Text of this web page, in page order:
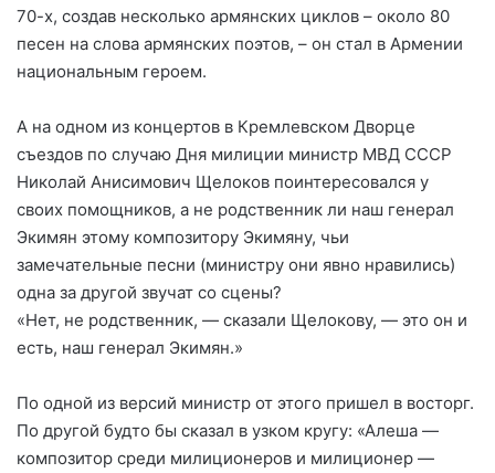
70-х, создав несколько армянских циклов – около 80
песен на слова армянских поэтов, – он стал в Армении
национальным героем.
А на одном из концертов в Кремлевском Дворце
съездов по случаю Дня милиции министр МВД СССР
Николай Анисимович Щелоков поинтересовался у
своих помощников, а не родственник ли наш генерал
Экимян этому композитору Экимяну, чьи
замечательные песни (министру они явно нравились)
одна за другой звучат со сцены?
«Нет, не родственник, — сказали Щелокову, — это он и
есть, наш генерал Экимян.»
По одной из версий министр от этого пришел в восторг.
По другой будто бы сказал в узком кругу: «Алеша —
композитор среди милиционеров и милиционер —